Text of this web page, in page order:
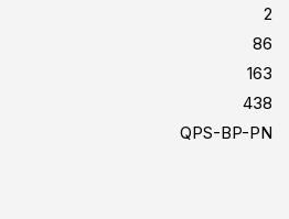
2
86
163
438
QPS-BP-PN